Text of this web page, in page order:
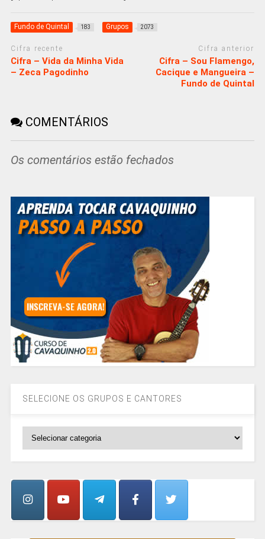
Fundo de Quintal 183 Grupos 2073
Cifra recente
Cifra – Vida da Minha Vida
– Zeca Pagodinho
Cifra anterior
Cifra – Sou Flamengo,
Cacique e Mangueira –
Fundo de Quintal
COMENTÁRIOS
Os comentários estão fechados
SELECIONE OS GRUPOS E CANTORES
CANTORES